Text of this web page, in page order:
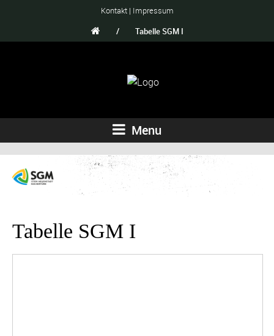
Kontakt| Impressum
/
Tabelle SGM I
Menu
Tabelle SGM I